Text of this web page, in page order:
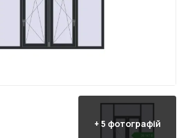
+ 5 фотографій